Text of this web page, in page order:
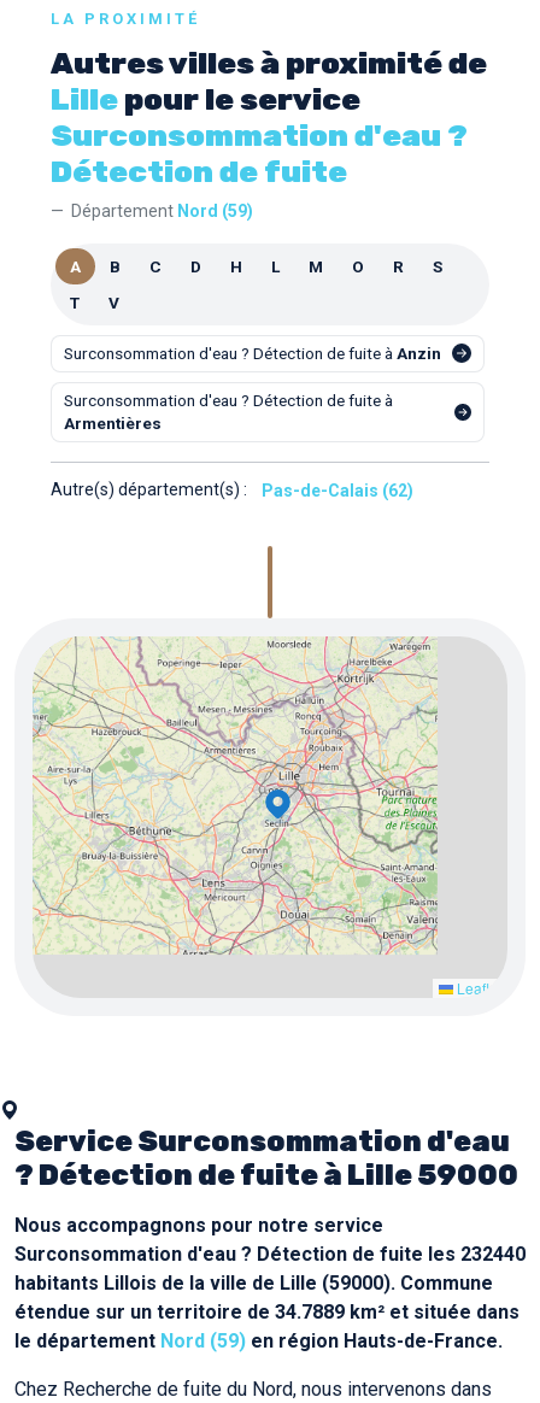
LA PROXIMITÉ
Autres villes à proximité de
Lille pour le service
Surconsommation d'eau ?
Détection de fuite
Département Nord (59)
A B C D H L M O R
S
T
V
Surconsommation d'eau ? Détection de fuite à Anzin
Surconsommation d'eau ? Détection de fuite à
Armentières
Autre(s) département(s) : Pas-de-Calais (62)
3
4
5
3
2
8
Leaflet
Service Surconsommation d'eau
? Détection de fuite à Lille 59000
Nous accompagnons pour notre service
Surconsommation d'eau ? Détection de fuite les 232440
habitants Lillois de la ville de Lille (59000). Commune
étendue sur un territoire de 34.7889 km² et située dans
le département Nord (59) en région Hauts-de-France.
Chez Recherche de fuite du Nord, nous intervenons dans